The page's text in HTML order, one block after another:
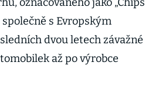
s Evropským
dvou letech závažné
až po výrobce